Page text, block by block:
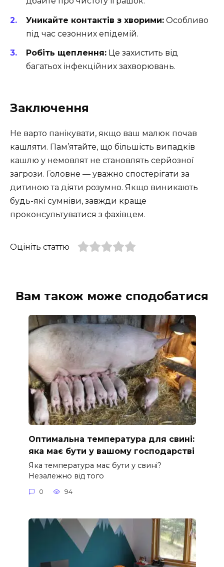
Уникайте контактів з хворими: Особливо
під час сезонних епідемій.
Робіть щеплення: Це захистить від
багатьох інфекційних захворювань.
Заключення
Не варто панікувати, якщо ваш малюк почав
кашляти. Пам’ятайте, що більшість випадків
кашлю у немовлят не становлять серйозної
загрози. Головне — уважно спостерігати за
дитиною та діяти розумно. Якщо виникають
будь-які сумніви, завжди краще
проконсультуватися з фахівцем.
Оцініть статтю
Вам також може сподобатися
Оптимальна температура для свині:
яка має бути у вашому господарстві
Яка температура має бути у свині?
Незалежно від того
0 94